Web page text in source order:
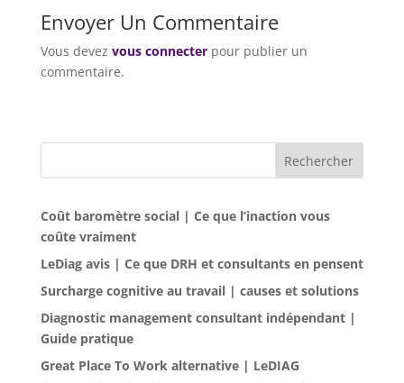
Envoyer Un Commentaire
Vous devez vous connecterpour publier un
commentaire.
Rechercher
Coût baromètre social | Ce que l’inaction vous
coûte vraiment
LeDiag avis | Ce que DRH et consultants en pensent
Surcharge cognitive au travail | causes et solutions
Diagnostic management consultant indépendant |
Guide pratique
Great Place To Work alternative | LeDIAG